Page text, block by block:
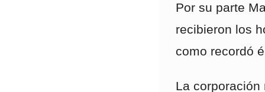
Por su parte
recibieron los
como recordó
La